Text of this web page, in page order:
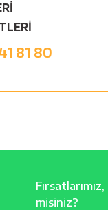
81 80
misiniz?